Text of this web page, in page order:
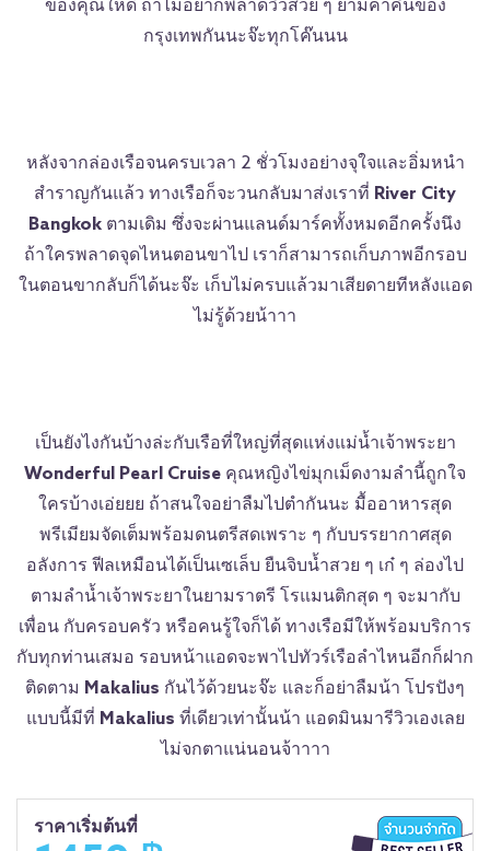
ของคุณให้ดี ถ้าไม่อยากพลาดวิวสวย ๆ ยามค่ำคืนของ
กรุงเทพกันนะจ๊ะทุกโค๊นนน
หลังจากล่องเรือจนครบเวลา 2 ชั่วโมงอย่างจุใจและอิ่มหนำ
สำราญกันแล้ว ทางเรือก็จะวนกลับมาส่งเราที่ River City
Bangkok ตามเดิม ซึ่งจะผ่านแลนด์มาร์คทั้งหมดอีกครั้งนึง
ถ้าใครพลาดจุดไหนตอนขาไป เราก็สามารถเก็บภาพอีกรอบ
ในตอนขากลับก็ได้นะจ๊ะ เก็บไม่ครบแล้วมาเสียดายทีหลังแอด
ไม่รู้ด้วยน้าาา
เป็นยังไงกันบ้างล่ะกับเรือที่ใหญ่ที่สุดแห่งแม่น้ำเจ้าพระยา
Wonderful Pearl Cruise คุณหญิงไข่มุกเม็ดงามลำนี้ถูกใจ
ใครบ้างเอ่ยยย ถ้าสนใจอย่าลืมไปตำกันนะ มื้ออาหารสุด
พรีเมียมจัดเต็มพร้อมดนตรีสดเพราะ ๆ กับบรรยากาศสุด
อลังการ ฟีลเหมือนได้เป็นเซเล็บ ยืนจิบน้ำสวย ๆ เก๋ ๆ ล่องไป
ตามลำน้ำเจ้าพระยาในยามราตรี โรแมนติกสุด ๆ จะมากับ
เพื่อน กับครอบครัว หรือคนรู้ใจก็ได้ ทางเรือมีให้พร้อมบริการ
กับทุกท่านเสมอ รอบหน้าแอดจะพาไปทัวร์เรือลำไหนอีกก็ฝาก
ติดตาม Makalius กันไว้ด้วยนะจ๊ะ และก็อย่าลืมน้า โปรปังๆ
แบบนี้มีที่ Makalius ที่เดียวเท่านั้นน้า แอดมินมารีวิวเองเลย
ไม่จกตาแน่นอนจ้าาาา
ราคาเริ่มต้นที่